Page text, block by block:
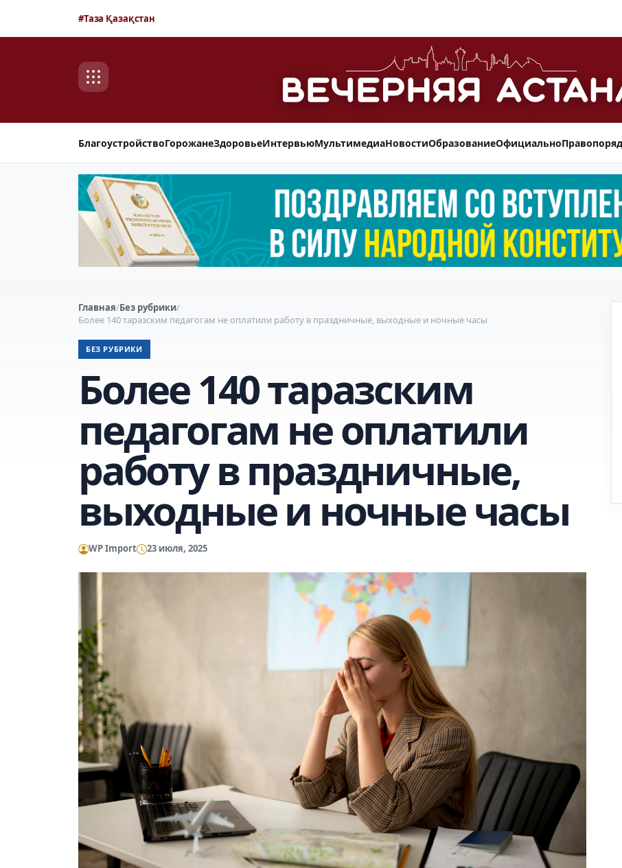
#Таза Қазақстан
БлагоустройствоГорожанеЗдоровьеИнтервьюМультимедиаНовостиОбразованиеОфициально
Главная/Без рубрики/
Более 140 таразским педагогам не оплатили работу в праздничные, выходные и ночные часы
БЕЗ РУБРИКИ
Более 140 таразским
педагогам не оплатили
работу в праздничные,
выходные и ночные часы
WP Import 23 июля, 2025